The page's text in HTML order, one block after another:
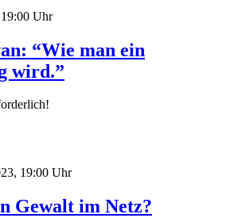
Uhr
“Wie man ein
wird.”
19:00 Uhr
Gewalt im Netz?